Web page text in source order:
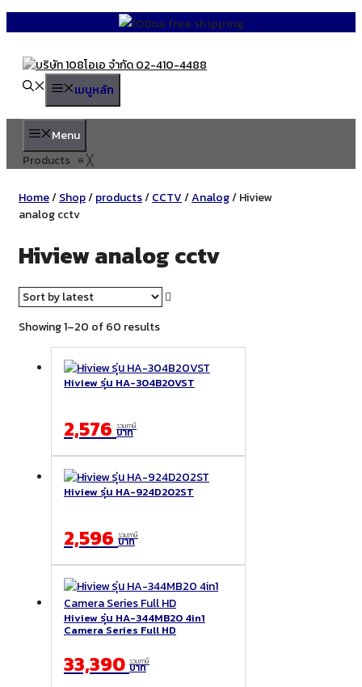
content
เมนูหลัก
Menu
Products ≡╳
Home/Shop/products/CCTV/Analog/ Hiview
analog cctv
Hiview analog cctv
Showing 1–20 of 60 resultsSorted
by
latest
Hiview รุ่น HA-304B20VST
2,576 รวมภาษี
บาท
Hiview รุ่น HA-924D202ST
2,596 รวมภาษี
บาท
Hiview รุ่น HA-344MB20 4in1
Camera Series Full HD
33,390 รวมภาษี
บาท